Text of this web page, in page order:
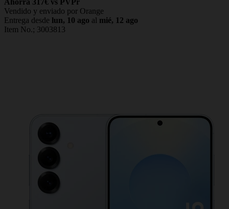
Vendido y enviado por Orange
Entrega desde lun, 10 ago al mié, 12 ago
Item No.; 3003813